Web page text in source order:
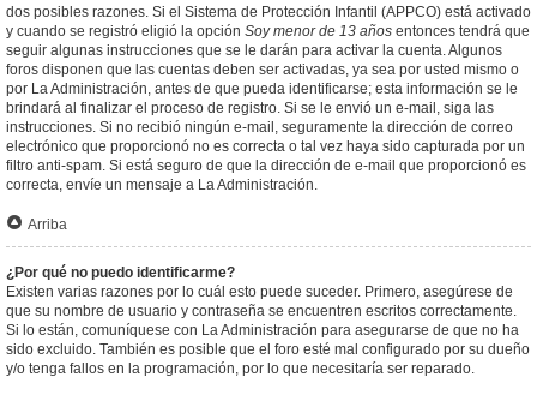
dos posibles razones. Si el Sistema de Protección Infantil (APPCO) está activado
y cuando se registró eligió la opción Soy menor de 13 años entonces tendrá que
seguir algunas instrucciones que se le darán para activar la cuenta. Algunos
foros disponen que las cuentas deben ser activadas, ya sea por usted mismo o
por La Administración, antes de que pueda identificarse; esta información se le
brindará al finalizar el proceso de registro. Si se le envió un e-mail, siga las
instrucciones. Si no recibió ningún e-mail, seguramente la dirección de correo
electrónico que proporcionó no es correcta o tal vez haya sido capturada por un
filtro anti-spam. Si está seguro de que la dirección de e-mail que proporcionó es
correcta, envíe un mensaje a La Administración.
Arriba
¿Por qué no puedo identificarme?
Existen varias razones por lo cuál esto puede suceder. Primero, asegúrese de
que su nombre de usuario y contraseña se encuentren escritos correctamente.
Si lo están, comuníquese con La Administración para asegurarse de que no ha
sido excluido. También es posible que el foro esté mal configurado por su dueño
y/o tenga fallos en la programación, por lo que necesitaría ser reparado.